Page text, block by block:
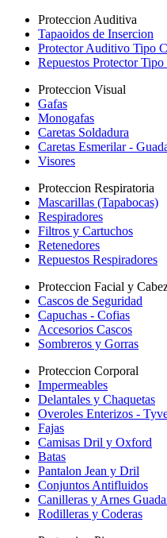
Proteccion Auditiva
Tapaoidos de Insercion
Protector Auditivo Tipo
Repuestos Protector Tipo
Proteccion Visual
Gafas
Monogafas
Caretas Soldadura
Caretas Esmerilar -
Visores
Proteccion Respiratoria
Mascarillas (Tapabocas)
Respiradores
Filtros y Cartuchos
Retenedores
Repuestos Respiradores
Proteccion Facial y
Cascos de Seguridad
Capuchas - Cofias
Accesorios Cascos
Sombreros y Gorras
Proteccion Corporal
Impermeables
Delantales y Chaquetas
Overoles Enterizos -
Fajas
Camisas Dril y Oxford
Batas
Pantalon Jean y Dril
Conjuntos Antifluidos
Canilleras y Arnes
Rodilleras y Coderas